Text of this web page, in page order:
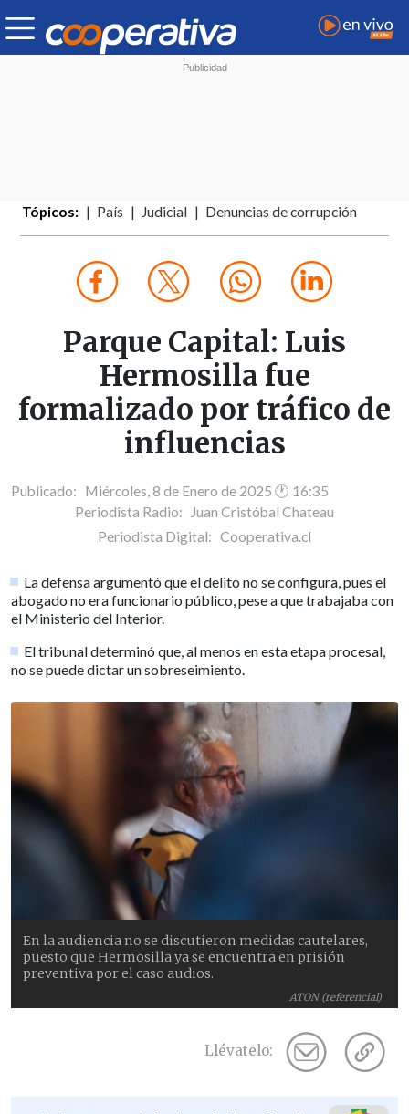
Tópicos: País Judicial Denuncias de corrupción
Parque Capital: Luis
Hermosilla fue
formalizado por tráfico de
influencias
Publicado: Miércoles, 8 de Enero de 2025 🕐 16:35
Periodista Radio:
Juan Cristóbal Chateau
Periodista Digital: Cooperativa.cl
La defensa argumentó que el delito no se configura, pues el
abogado no era funcionario público, pese a que trabajaba con
el Ministerio del Interior.
El tribunal determinó que, al menos en esta etapa procesal,
no se puede dictar un sobreseimiento.
ATON (referencial)
En la audiencia no se discutieron medidas cautelares,
puesto que Hermosilla ya se encuentra en prisión
preventiva por el caso audios.
Llévatelo: